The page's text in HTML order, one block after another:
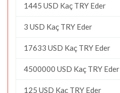
1445 USD Kaç TRY Eder
3 USD Kaç TRY Eder
17633 USD Kaç TRY Eder
4500000 USD Kaç TRY Eder
125 USD Kaç TRY Eder